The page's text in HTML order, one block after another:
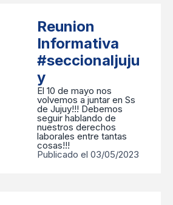
Reunion
Informativa
#seccionaljuju
y
El 10 de mayo nos
volvemos a juntar en Ss
de Jujuy!!! Debemos
seguir hablando de
nuestros derechos
laborales entre tantas
cosas!!!
Publicado el 03/05/2023